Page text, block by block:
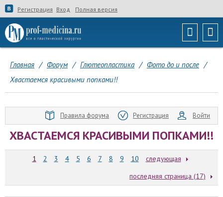
Регистрация Вход Полная версия
Главная / Форум / Глютеопластика / Фото до и после /
Хвастаемся красивыми попками!!
Правила форума Регистрация Войти
ХВАСТАЕМСЯ КРАСИВЫМИ ПОПКАМИ!!
1 2 3 4 5 6 7 8 9 10
следующая
последняя страница (17)